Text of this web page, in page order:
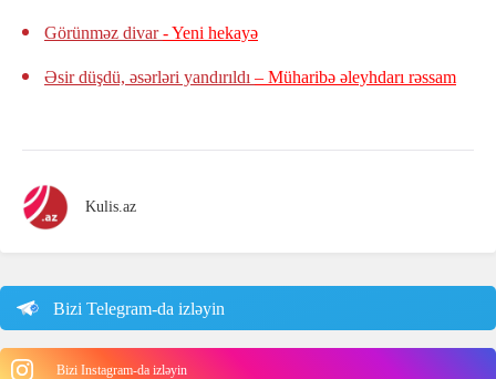
Görünməz divar- Yeni hekayə
Əsir düşdü, əsərləri yandırıldı – Müharibə əleyhdarı rəssam
Kulis.az
Bizi Telegram-da izləyin
Bizi Instagram-da izləyin